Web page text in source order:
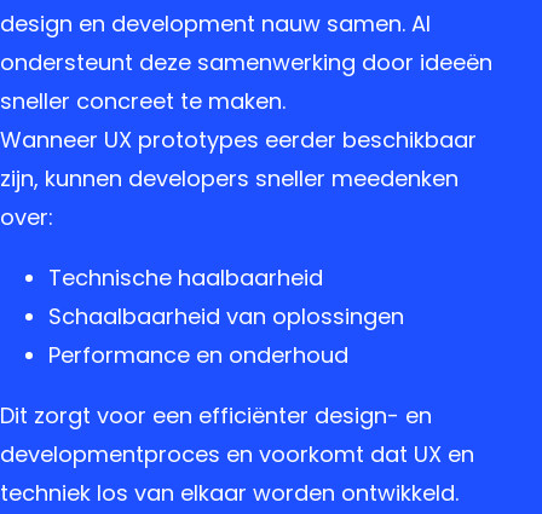
design en development nauw samen. AI
ondersteunt deze samenwerking door ideeën
sneller concreet te maken.
Wanneer UX prototypes eerder beschikbaar
zijn, kunnen developers sneller meedenken
over:
Technische haalbaarheid
Schaalbaarheid van oplossingen
Performance en onderhoud
Dit zorgt voor een efficiënter design- en
developmentproces en voorkomt dat UX en
techniek los van elkaar worden ontwikkeld.